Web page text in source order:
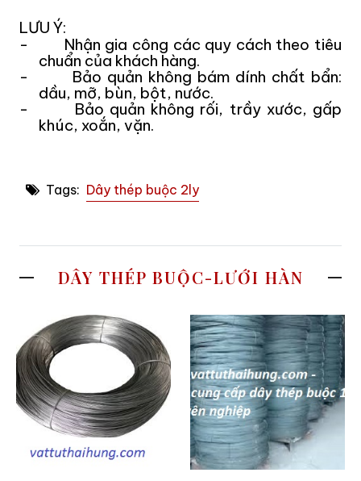
LƯU Ý:
- Nhận gia công các quy cách theo tiêu
chuẩn của khách hàng.
- Bảo quản không bám dính chất bẩn:
dầu, mỡ, bùn, bột, nước.
- Bảo quản không rối, trầy xước, gấp
khúc, xoắn, vặn.
Tags: Dây thép buộc 2ly
DÂY THÉP BUỘC-LƯỚI HÀN